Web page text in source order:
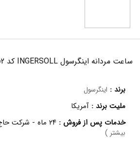
ساعت مردانه اینگرسول INGERSOLL کد i07802
برند : اینگرسول
ملیت برند : آمریکا
خدمات پس از فروش : ۲۴ ماه - شرکت حاج صباغ
بیشتر )